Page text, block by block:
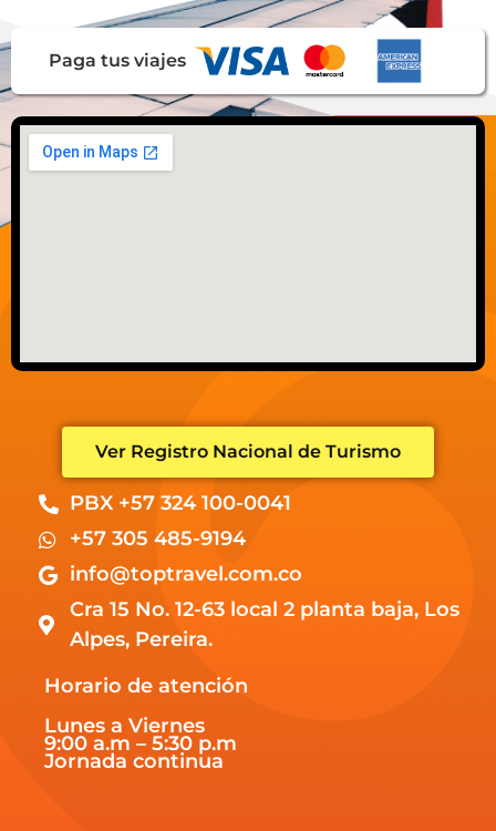
Paga tus viajes
Ver Registro Nacional de Turismo
PBX +57 324 100-0041
+57 305 485-9194
info@toptravel.com.co
Cra 15 No. 12-63 local 2 planta baja, Los
Alpes, Pereira.
Horario de atención
Lunes a Viernes
9:00 a.m – 5:30 p.m
Jornada continua